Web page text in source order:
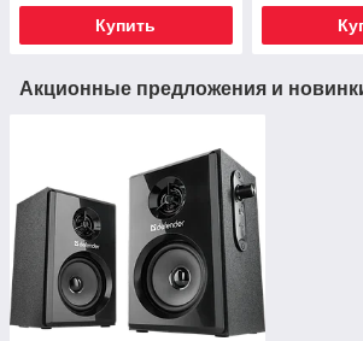
Купить
Акционные предложения и